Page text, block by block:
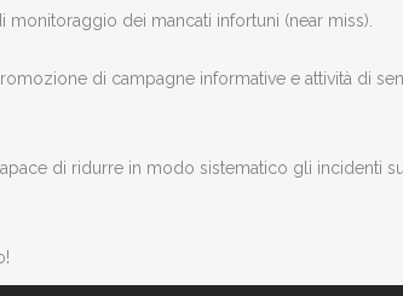
dei mancati infortuni (near miss).
di campagne informative e attività di
di ridurre in modo sistematico gli incidenti